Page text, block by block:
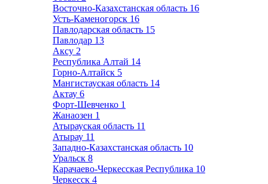
Восточно-Казахстанская область 16
Усть-Каменогорск 16
Павлодарская область 15
Павлодар 13
Аксу 2
Республика Алтай 14
Горно-Алтайск 5
Мангистауская область 14
Актау 6
Форт-Шевченко 1
Жанаозен 1
Атырауская область 11
Атырау 11
Западно-Казахстанская область 10
Уральск 8
Карачаево-Черкесская Республика 10
Черкесск 4